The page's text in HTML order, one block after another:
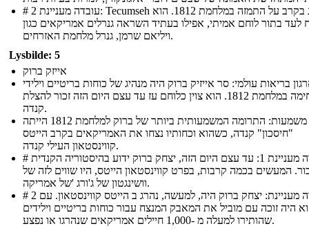
# 2 עובדה מעניינת: Tecumseh נהרג בקרב על התמזה במלחמת 1812. הוא
לעד בתור לוחם אמיתי, אפילו בעתיד השראה גנרלים אמריקאים כגון
ויליאם שרמן, גנרל מלחמת האזרחים.
Lysbilde: 5
אייזק ברוק
בריאות עולמי: סר אייזיק ברוק היה מנהיג של כוחות בריטיים וילידי
לחימה במלחמת 1812. הוא צוין כלוחם עז עד עצם היום הזה זכור להצלת
קנדה.
משמעות: התרומה המשמעותית ביותר של ברוק למלחמת 1812 הייתה
"חיסכון" קנדה, כשהוא וכחותיו נצחו את האמריקאים בקרב הייטס
קווינסטאון העילי קנדה.
# עובדה מעניינת 1: עד עצם היום הזה, יצחק ברוק ידוע בהיסטוריה הקנדית
המעשים בכמה קרבות, בפרט קווינסטאון הייטס, היו שווים לזה של
וושינגטון של ג'ורג 'של אמריקה.
# 2 עובדה מעניינת: יצחק ברוק היה, למעשה, נהרג ב הייטס קווינסטאון. עם
היה זוכה עם מוביל את המאבק המנצח עבור כוחות בריטיים וילידים
שהותירו למעלה מ -1,000 חיילים אמריקאים שנהרגו או נפצע.